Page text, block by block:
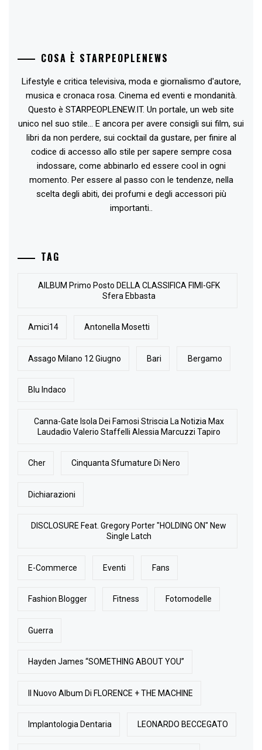
COSA È STARPEOPLENEWS
Lifestyle e critica televisiva, moda e giornalismo d'autore,
musica e cronaca rosa. Cinema ed eventi e mondanità.
Questo è STARPEOPLENEW.IT. Un portale, un web site
unico nel suo stile... E ancora per avere consigli sui film, sui
libri da non perdere, sui cocktail da gustare, per finire al
codice di accesso allo stile per sapere sempre cosa
indossare, come abbinarlo ed essere cool in ogni
momento. Per essere al passo con le tendenze, nella
scelta degli abiti, dei profumi e degli accessori più
importanti..
TAG
AlLBUM Primo Posto DELLA CLASSIFICA FIMI-GFK
Sfera Ebbasta
Amici14 Antonella Mosetti
Assago Milano 12 Giugno Bari Bergamo
Blu Indaco
Canna-Gate Isola Dei Famosi Striscia La Notizia Max
Laudadio Valerio Staffelli Alessia Marcuzzi Tapiro
Cher Cinquanta Sfumature Di Nero
Dichiarazioni
DISCLOSURE Feat. Gregory Porter "HOLDING ON" New
Single Latch
E-Commerce Eventi Fans
Fashion Blogger Fitness Fotomodelle
Guerra
Hayden James “SOMETHING ABOUT YOU”
Il Nuovo Album Di FLORENCE + THE MACHINE
Implantologia Dentaria LEONARDO BECCEGATO